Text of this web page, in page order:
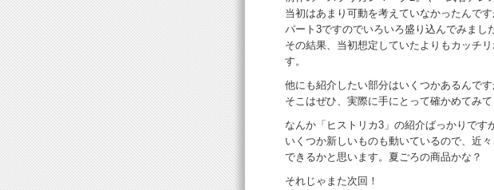
当初はあまり可動を考えていなかったんで
パート3ですのでいろいろ盛り込んでみまし
その結果、当初想定していたよりもカッチ
す。
他にも紹介したい部分はいくつかあるんで
そこはぜひ、実際に手にとって確かめてみて
なんか「ヒストリカ3」の紹介ばっかりです
いくつか新しいものも動いているので、近
できるかと思います。夏ごろの商品かな？
それじゃまた次回！